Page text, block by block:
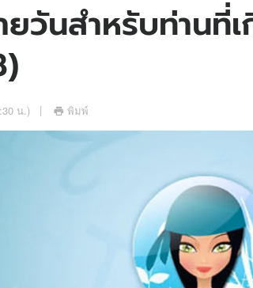
จ
สถิติหวยไทย
ติดตามสนุกโซเชียลได้ที่
วันสำหรับท่านที่
น.) พิมพ์